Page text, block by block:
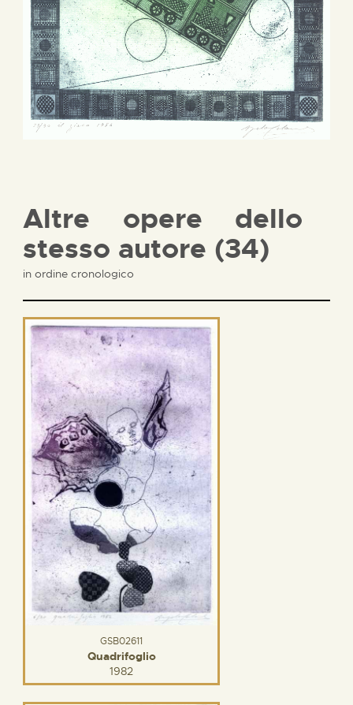
Altre opere dello
stesso autore (34)
in ordine cronologico
GSB02611
Quadrifoglio
1982